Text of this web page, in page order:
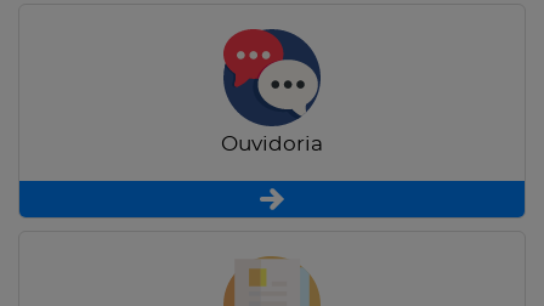
Ouvidoria